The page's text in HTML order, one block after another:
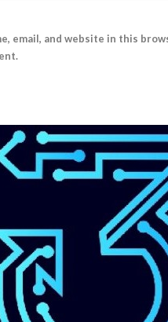
email, and website in this